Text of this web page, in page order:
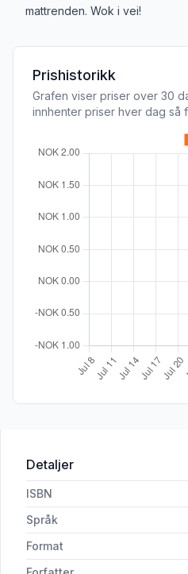
mattrenden. Wok i vei!
Prishistorikk
Grafen viser priser over 30
innhenter priser hver dag så
Detaljer
ISBN
Språk
Format